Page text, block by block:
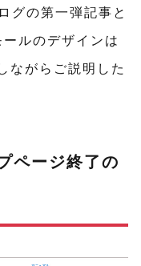
グの第一弾記事と
ールのデザインは
ながらご説明した
ページ終了の